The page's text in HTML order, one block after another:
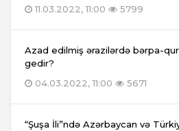
11.03.2022, 11:00
5799
Azad edilmiş ərazilərdə bərpa-
gedir?
04.03.2022, 11:00
5671
“Şuşa İli”ndə Azərbaycan və